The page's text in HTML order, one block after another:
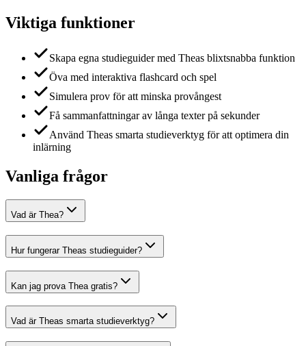
Viktiga funktioner
Skapa egna studieguider med Theas blixtsnabba funktion
Öva med interaktiva flashcard och spel
Simulera prov för att minska provångest
Få sammanfattningar av långa texter på sekunder
Använd Theas smarta studieverktyg för att optimera din
inlärning
Vanliga frågor
Vad är Thea?
Hur fungerar Theas studieguider?
Kan jag prova Thea gratis?
Vad är Theas smarta studieverktyg?